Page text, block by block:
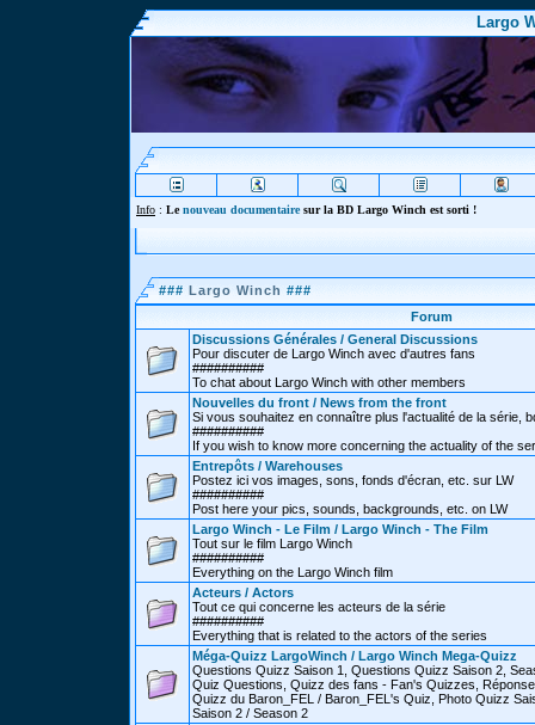
Largo
Info : Lenouveau documentairesur la BD Largo Winch est sorti !
### Largo Winch ###
Forum
Discussions Générales / General Discussions
Pour discuter de Largo Winch avec d'autres fans
##########
To chat about Largo Winch with other members
Nouvelles du front / News from the front
Si vous souhaitez en connaître plus l'actualité de la série,
##########
If you wish to know more concerning the actuality of the
Entrepôts / Warehouses
Postez ici vos images, sons, fonds d'écran, etc. sur LW
##########
Post here your pics, sounds, backgrounds, etc. on LW
Largo Winch - Le Film / Largo Winch - The Film
Tout sur le film Largo Winch
##########
Everything on the Largo Winch film
Acteurs / Actors
Tout ce qui concerne les acteurs de la série
##########
Everything that is related to the actors of the series
Méga-Quizz LargoWinch / Largo Winch Mega-Quizz
Questions Quizz Saison 1, Questions Quizz Saison 2,
Quiz Questions, Quizz des fans - Fan's Quizzes,
Quizz du Baron_FEL / Baron_FEL's Quiz, Photo Quizz
Saison 2 / Season 2